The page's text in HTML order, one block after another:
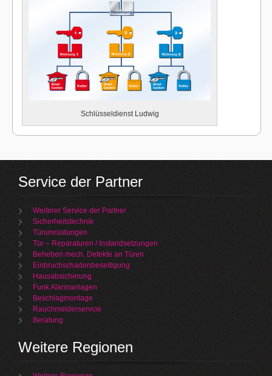
Schlüsseldienst Ludwig
Service der Partner
Weiterer Service der Partner
Sicherheitstechnik
Türumrüstungen
Tür – Reparaturen / Instandsetzungen
Beheben mech. Defekte an Türen
Einbruchschadenbeseitigung
Hausabsicherung
Funk Alarmanlagen
Beschlagmontage
Rauchmelderservcie
Beratung
Weitere Regionen